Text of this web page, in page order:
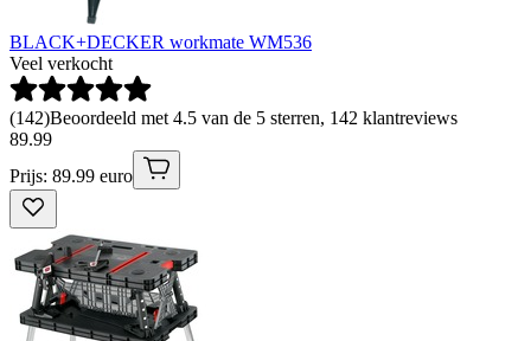
BLACK+DECKER workmate WM536
Veel verkocht
(142)Beoordeeld met 4.5 van de 5 sterren, 142 klantreviews
89.99
Prijs: 89.99 euro